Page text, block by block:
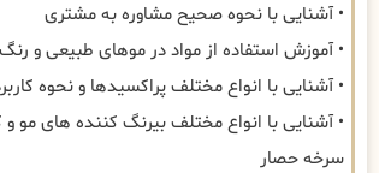
• آشنایی با نحوه صحیح مشاوره به مشتری
• آموزش استفاده از مواد در موهای طبیعی و
• آشنایی با انواع مختلف پراکسیدها و نحوه
• آشنایی با انواع مختلف بیرنگ کننده های مو و
سرخه حصار